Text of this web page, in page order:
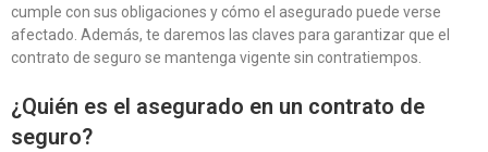
cumple con sus obligaciones y cómo el asegurado puede verse
afectado. Además, te daremos las claves para garantizar que el
contrato de seguro se mantenga vigente sin contratiempos.
¿Quién es el asegurado en un contrato de
seguro?